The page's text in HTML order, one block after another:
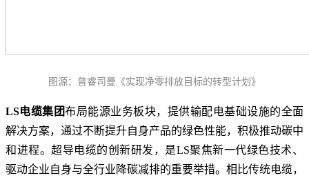
图源：普睿司曼《实现净零排放目标的转型计划》
LS电缆集团布局能源业务板块，提供输配电基础设施的全面
解决方案，通过不断提升自身产品的绿色性能，积极推动碳中
和进程。超导电缆的创新研发，是LS聚焦新一代绿色技术、
驱动企业自身与全行业降碳减排的重要举措。相比传统电缆，